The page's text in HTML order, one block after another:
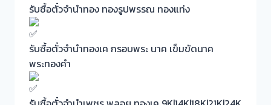
รับซื้อตั๋วจำนำทอง ทองรูปพรรณ ทองแท่ง
รับซื้อตั๋วจำนำทองเค กรอบพระ นาค เข็มขัดนาค
พระทองคำ